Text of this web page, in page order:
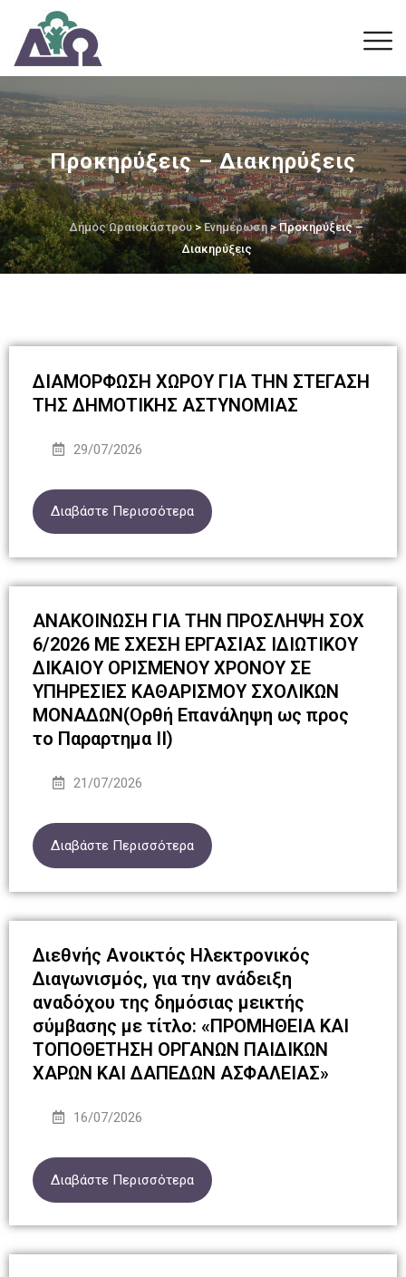
Προκηρύξεις – Διακηρύξεις
Δήμος Ωραιοκάστρου>Ενημέρωση> Προκηρύξεις –
Διακηρύξεις
ΔΙΑΜΟΡΦΩΣΗ ΧΩΡΟΥ ΓΙΑ ΤΗΝ ΣΤΕΓΑΣΗ
ΤΗΣ ΔΗΜΟΤΙΚΗΣ ΑΣΤΥΝΟΜΙΑΣ
29/07/2026
Διαβάστε Περισσότερα
ΑΝΑΚΟΙΝΩΣΗ ΓΙΑ ΤΗΝ ΠΡΟΣΛΗΨΗ ΣΟΧ
6/2026 ΜΕ ΣΧΕΣΗ ΕΡΓΑΣΙΑΣ ΙΔΙΩΤΙΚΟΥ
ΔΙΚΑΙΟΥ ΟΡΙΣΜΕΝΟΥ ΧΡΟΝΟΥ ΣΕ
ΥΠΗΡΕΣΙΕΣ ΚΑΘΑΡΙΣΜΟΥ ΣΧΟΛΙΚΩΝ
ΜΟΝΑΔΩΝ(Ορθή Επανάληψη ως προς
το Παραρτημα ΙΙ)
21/07/2026
Διαβάστε Περισσότερα
Διεθνής Ανοικτός Ηλεκτρονικός
Διαγωνισμός, για την ανάδειξη
αναδόχου της δημόσιας μεικτής
σύμβασης με τίτλο: «ΠΡΟΜΗΘΕΙΑ ΚΑΙ
ΤΟΠΟΘΕΤΗΣΗ ΟΡΓΑΝΩΝ ΠΑΙΔΙΚΩΝ
ΧΑΡΩΝ ΚΑΙ ΔΑΠΕΔΩΝ ΑΣΦΑΛΕΙΑΣ»
16/07/2026
Διαβάστε Περισσότερα